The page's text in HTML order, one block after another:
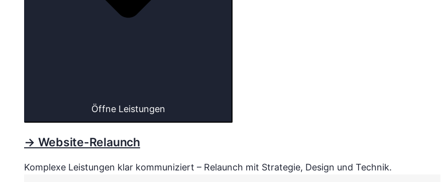
Öffne Leistungen
→ Website-Relaunch
Komplexe Leistungen klar kommuniziert – Relaunch mit Strategie, Design und Technik.